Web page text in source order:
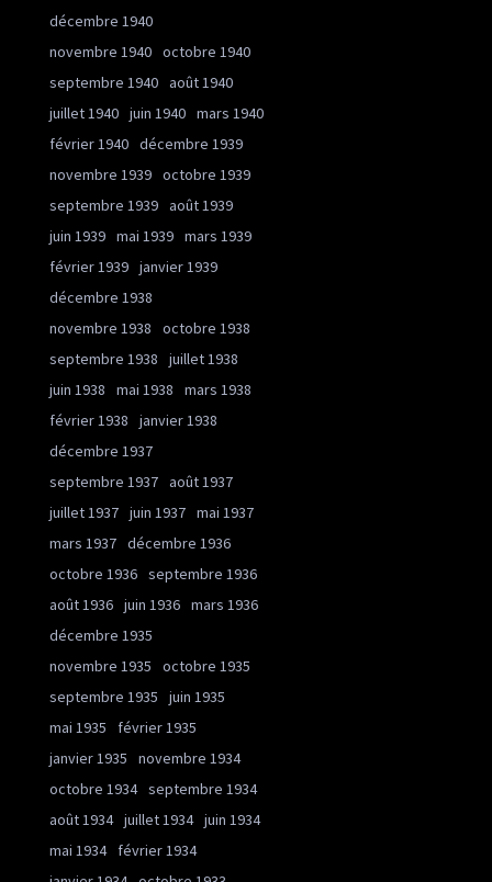
décembre 1940
novembre 1940 octobre 1940
septembre 1940 août 1940
juillet 1940 juin 1940 mars 1940
février 1940 décembre 1939
novembre 1939 octobre 1939
septembre 1939 août 1939
juin 1939 mai 1939 mars 1939
février 1939 janvier 1939
décembre 1938
novembre 1938
octobre 1938
septembre 1938
juillet 1938
juin 1938
mai 1938
mars 1938
février 1938
janvier 1938
décembre 1937
septembre 1937 août 1937
juillet 1937 juin 1937 mai 1937
mars 1937 décembre 1936
octobre 1936 septembre 1936
août 1936 juin 1936 mars 1936
décembre 1935
novembre 1935
octobre 1935
septembre 1935
juin 1935
mai 1935
février 1935
janvier 1935
novembre 1934
octobre 1934 septembre 1934
août 1934 juillet 1934 juin 1934
mai 1934
février 1934